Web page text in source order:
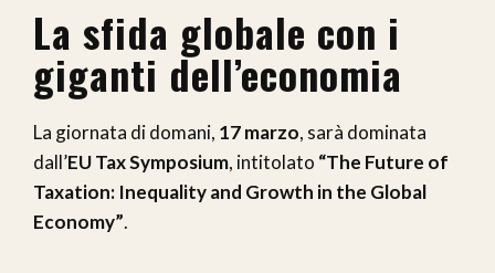
La sfida globale con i
giganti dell’economia
La giornata di domani, 17 marzo, sarà dominata
dall’EU Tax Symposium, intitolato “The Future of
Taxation: Inequality and Growth in the Global
Economy”.